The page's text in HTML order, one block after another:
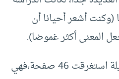
أشعر أحيانا أن
المعنى أكثر غموضا).
تبدأ الدراسة بمقدمة طويلة استغرقت 46 صفحة،فهي